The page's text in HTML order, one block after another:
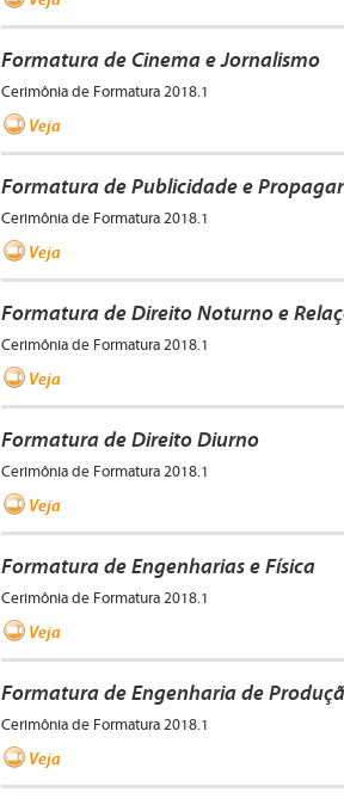
Formatura de Cinema e Jornalismo
Cerimônia de Formatura 2018.1
Veja
Formatura de Publicidade e
Cerimônia de Formatura 2018.1
Veja
Formatura de Direito Noturno e
Cerimônia de Formatura 2018.1
Veja
Formatura de Direito Diurno
Cerimônia de Formatura 2018.1
Veja
Formatura de Engenharias e Física
Cerimônia de Formatura 2018.1
Veja
Formatura de Engenharia de
Cerimônia de Formatura 2018.1
Veja